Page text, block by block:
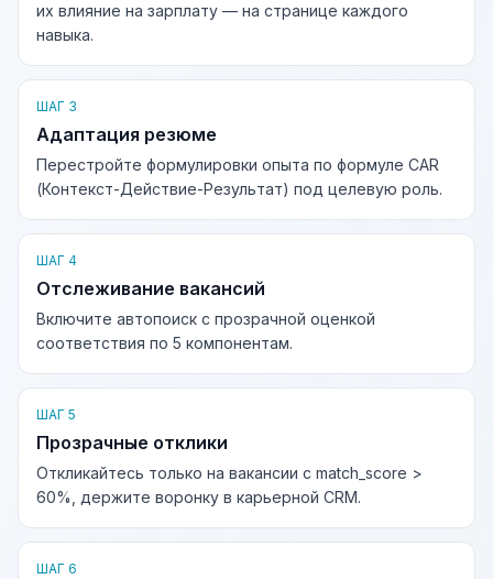
их влияние на зарплату — на странице каждого
навыка.
ШАГ 3
Адаптация резюме
Перестройте формулировки опыта по формуле CAR
(Контекст-Действие-Результат) под целевую роль.
ШАГ 4
Отслеживание вакансий
Включите автопоиск с прозрачной оценкой
соответствия по 5 компонентам.
ШАГ 5
Прозрачные отклики
Откликайтесь только на вакансии с match_score >
60%, держите воронку в карьерной CRM.
ШАГ 6